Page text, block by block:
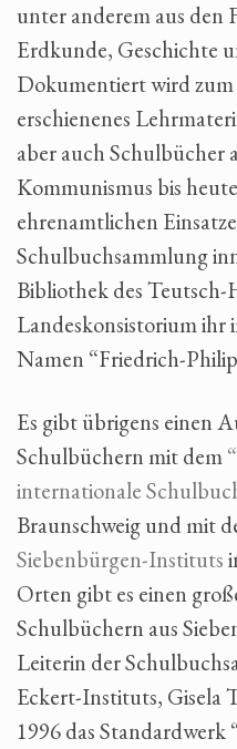
unter anderem aus den
Erdkunde, Geschichte
Dokumentiert wird zum
erschienenes
aber auch Schulbücher
Kommunismus bis
ehrenamtlichen
Schulbuchsammlung
Bibliothek des Teutsch-
Landeskonsistorium ihr
Namen “Friedrich-
Es gibt übrigens einen
Schulbüchern mit dem
internationale
Braunschweig und mit
Siebenbürgen-Instituts
Orten gibt es einen
Schulbüchern aus
Leiterin der
Eckert-Instituts, Gisela
1996 das